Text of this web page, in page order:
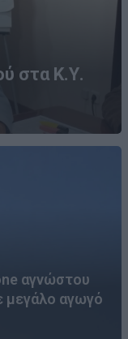
στα Κ.Υ.
αγνώστου
μεγάλο αγωγό